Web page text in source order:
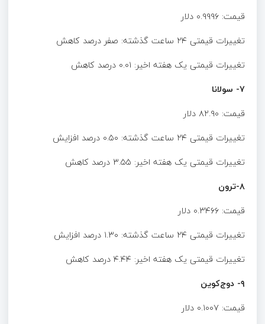
قیمت: ۰.۹۹۹۶ دلار
تغییرات قیمتی ۲۴ ساعت گذشته: صفر درصد کاهش
تغییرات قیمتی یک هفته اخیر: ۰.۰۱ درصد کاهش
۷- سولانا
قیمت: ۸۲.۹۰ دلار
تغییرات قیمتی ۲۴ ساعت گذشته: ۰.۵۰ درصد افزایش
تغییرات قیمتی یک هفته اخیر: ۳.۵۵ درصد کاهش
۸-ترون
قیمت: ۰.۳۴۶۶ دلار
تغییرات قیمتی ۲۴ ساعت گذشته: ۱.۳۰ درصد افزایش
تغییرات قیمتی یک هفته اخیر: ۴.۴۴ درصد کاهش
۹- دوج‌کوین
قیمت: ۰.۱۰۰۷ دلار